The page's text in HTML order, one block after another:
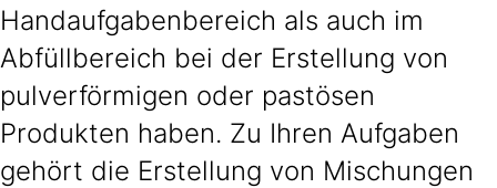
Handaufgabenbereich als auch im
Abfüllbereich bei der Erstellung von
pulverförmigen oder pastösen
Produkten haben. Zu Ihren Aufgaben
gehört die Erstellung von Mischungen